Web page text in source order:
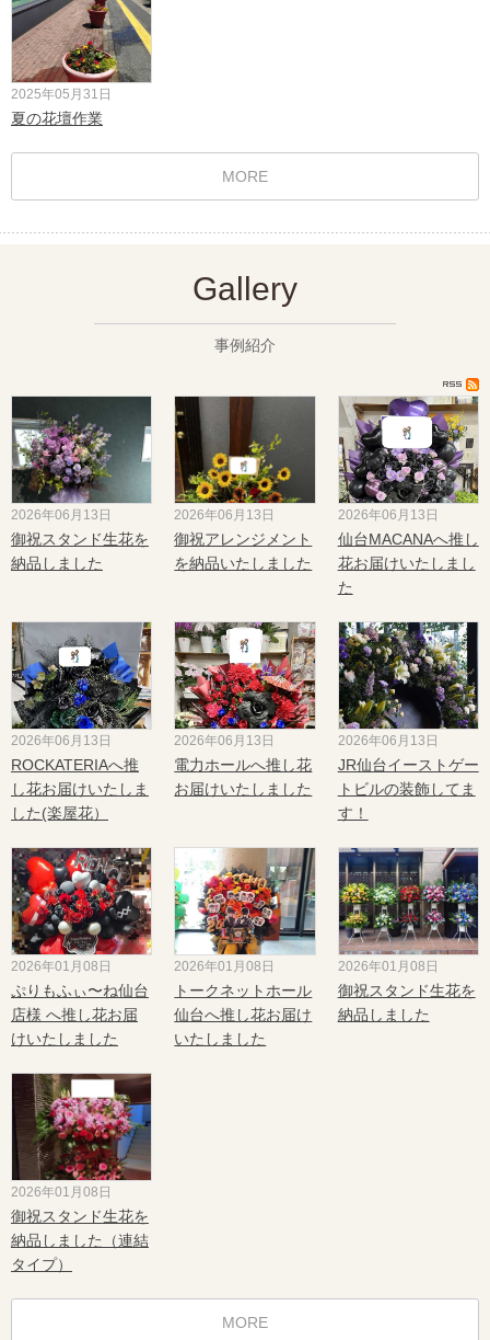
2025年05月31日
夏の花壇作業
MORE
Gallery
事例紹介
2026年06月13日
御祝スタンド生花を
納品しました
2026年06月13日
御祝アレンジメント
を納品いたしました
2026年06月13日
仙台MACANAへ推し
花お届けいたしまし
た
2026年06月13日
ROCKATERIAへ推
し花お届けいたしま
した(楽屋花）
2026年06月13日
電力ホールへ推し花
お届けいたしました
2026年06月13日
JR仙台イーストゲー
トビルの装飾してま
す！
2026年01月08日
ぷりもふぃ〜ね仙台
店様 へ推し花お届
けいたしました
2026年01月08日
トークネットホール
仙台へ推し花お届け
いたしました
2026年01月08日
御祝スタンド生花を
納品しました
2026年01月08日
御祝スタンド生花を
納品しました（連結
タイプ）
MORE